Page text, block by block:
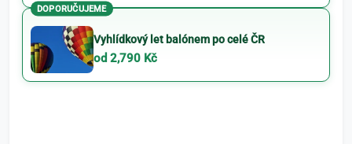
DOPORUČUJEME
Vyhlídkový let balónem po celé ČR
od 2,790 Kč